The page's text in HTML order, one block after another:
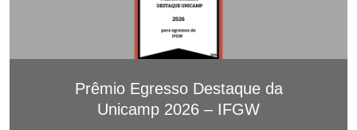
Prêmio Egresso Destaque da
Unicamp 2026 – IFGW